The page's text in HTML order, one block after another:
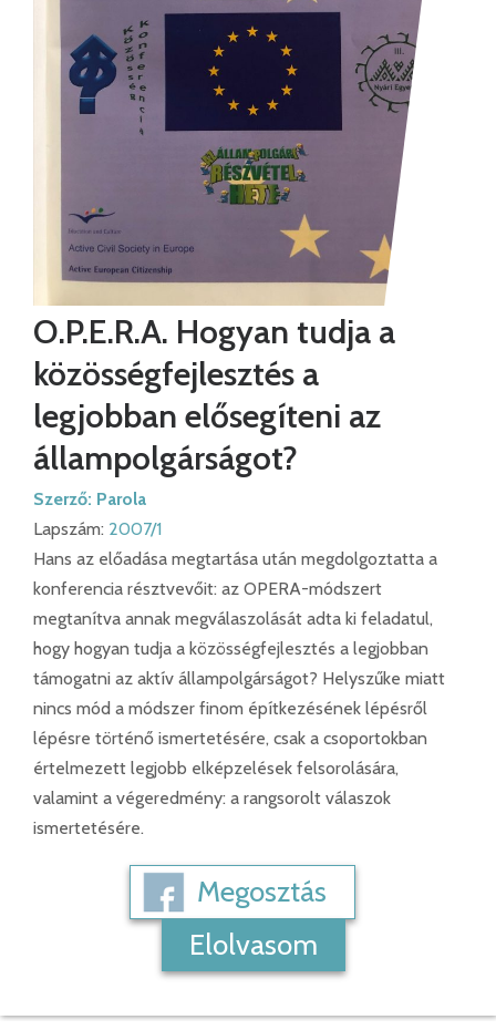
O.P.E.R.A. Hogyan tudja a
közösségfejlesztés a
legjobban elősegíteni az
állampolgárságot?
Szerző: Parola
Lapszám: 2007/1
Hans az előadása megtartása után megdolgoztatta a
konferencia résztvevőit: az OPERA-módszert
megtanítva annak megválaszolását adta ki feladatul,
hogy hogyan tudja a közösségfejlesztés a legjobban
támogatni az aktív állampolgárságot? Helyszűke miatt
nincs mód a módszer finom építkezésének lépésről
lépésre történő ismertetésére, csak a csoportokban
értelmezett legjobb elképzelések felsorolására,
valamint a végeredmény: a rangsorolt válaszok
ismertetésére.
Megosztás
Elolvasom